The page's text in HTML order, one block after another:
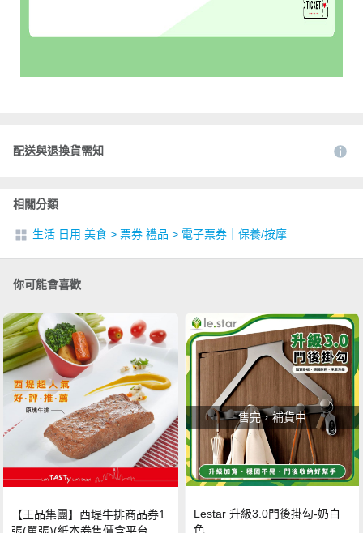
配送與退換貨需知
相關分類
生活 日用 美食 > 票券 禮品 > 電子票券｜保養/按摩
你可能會喜歡
【王品集團】西堤牛排商品券1
張(單張)(紙本券售價含平台物
售完，補貨中
Lestar 升級3.0門後掛勾-奶白
色